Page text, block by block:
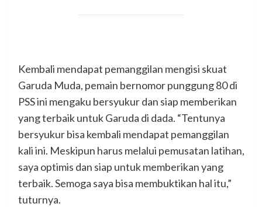
Kembali mendapat pemanggilan mengisi skuat
Garuda Muda, pemain bernomor punggung 80 di
PSS ini mengaku bersyukur dan siap memberikan
yang terbaik untuk Garuda di dada. “Tentunya
bersyukur bisa kembali mendapat pemanggilan
kali ini. Meskipun harus melalui pemusatan latihan,
saya optimis dan siap untuk memberikan yang
terbaik. Semoga saya bisa membuktikan hal itu,”
tuturnya.